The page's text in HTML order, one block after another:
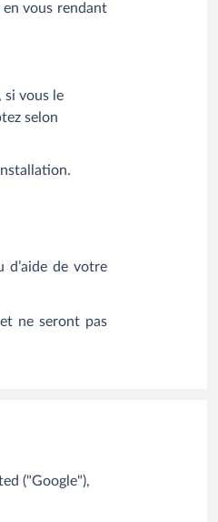
vous rendant
si vous le
selon
d’aide de votre
ne seront pas
("Google"),